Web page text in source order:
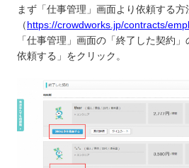
まず「仕事管理」画面より依頼する方
（https://crowdworks.jp/contracts/
「仕事管理」画面の「終了した契約
依頼する」をクリック。